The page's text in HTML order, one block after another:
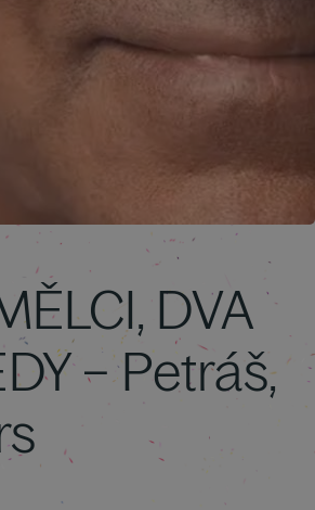
DVA
– Petráš,